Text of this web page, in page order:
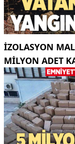
İZOLASYON
MILYON ADET